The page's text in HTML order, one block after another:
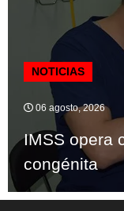
NOTICIAS
06 agosto, 2026
IMSS opera
congénita